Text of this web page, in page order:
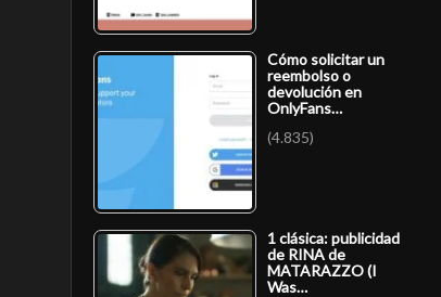
Cómo solicitar un
reembolso o
devolución en
OnlyFans…
(4.835)
1 clásica: publicidad
de RINA de
MATARAZZO (I
Was…